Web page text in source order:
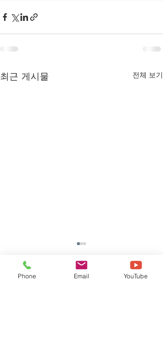
최근 게시물 전체 보기
Phone Email YouTube